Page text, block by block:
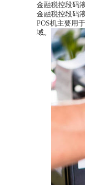
金融税控段码
金融税控段码
POS机主要用
域。